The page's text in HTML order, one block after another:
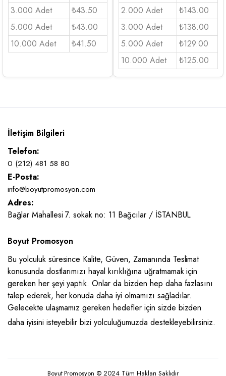
3.000 Adet
₺43.50
5.000 Adet
₺43.00
10.000 Adet
₺41.50
2.000 Adet
₺143.00
3.000 Adet
₺138.00
5.000 Adet
₺129.00
10.000 Adet
₺125.00
İletişim Bilgileri
Telefon:
0 (212) 481 58 80
E-Posta:
info@boyutpromosyon.com
Adres:
Bağlar Mahallesi 7. sokak no: 11 Bağcılar / İSTANBUL
Boyut Promosyon
Bu yolculuk süresince Kalite, Güven, Zamanında Teslimat
konusunda dostlarımızı hayal kırıklığına uğratmamak için
gereken her şeyi yaptık. Onlar da bizden hep daha fazlasını
talep ederek, her konuda daha iyi olmamızı sağladılar.
Gelecekte ulaşmamız gereken hedefler için sizde bizden
daha iyisini isteyebilir bizi yolculuğumuzda destekleyebilirsiniz.
Boyut Promosyon © 2024 Tüm Hakları Saklıdır